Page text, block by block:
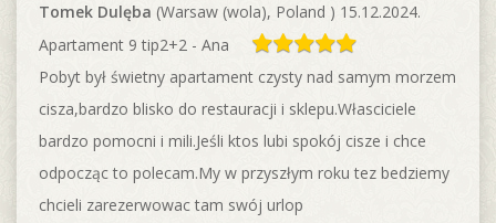
Tomek Dulęba (Warsaw (wola), Poland ) 15.12.2024.
Apartament 9 tip2+2 - Ana
Pobyt był świetny apartament czysty nad samym morzem
cisza,bardzo blisko do restauracji i sklepu.Własciciele
bardzo pomocni i mili.Jeśli ktos lubi spokój cisze i chce
odpocząc to polecam.My w przyszłym roku tez bedziemy
chcieli zarezerwowac tam swój urlop